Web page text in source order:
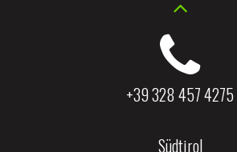
+39 328 457 4275
Südtirol